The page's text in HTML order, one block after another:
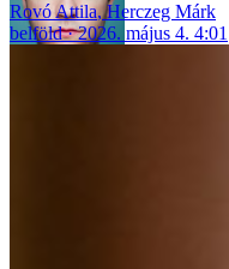
Rovó Attila,Herczeg Márk
belföld
2026. május 4. 4:01